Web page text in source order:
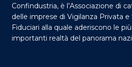
Confindustria, è l’Associazione di
delle imprese di Vigilanza Privata e
Fiduciari alla quale aderiscono le più
importanti realtà del panorama